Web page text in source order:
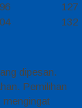
127
132
dipesan.
Pemilihan
mengingat